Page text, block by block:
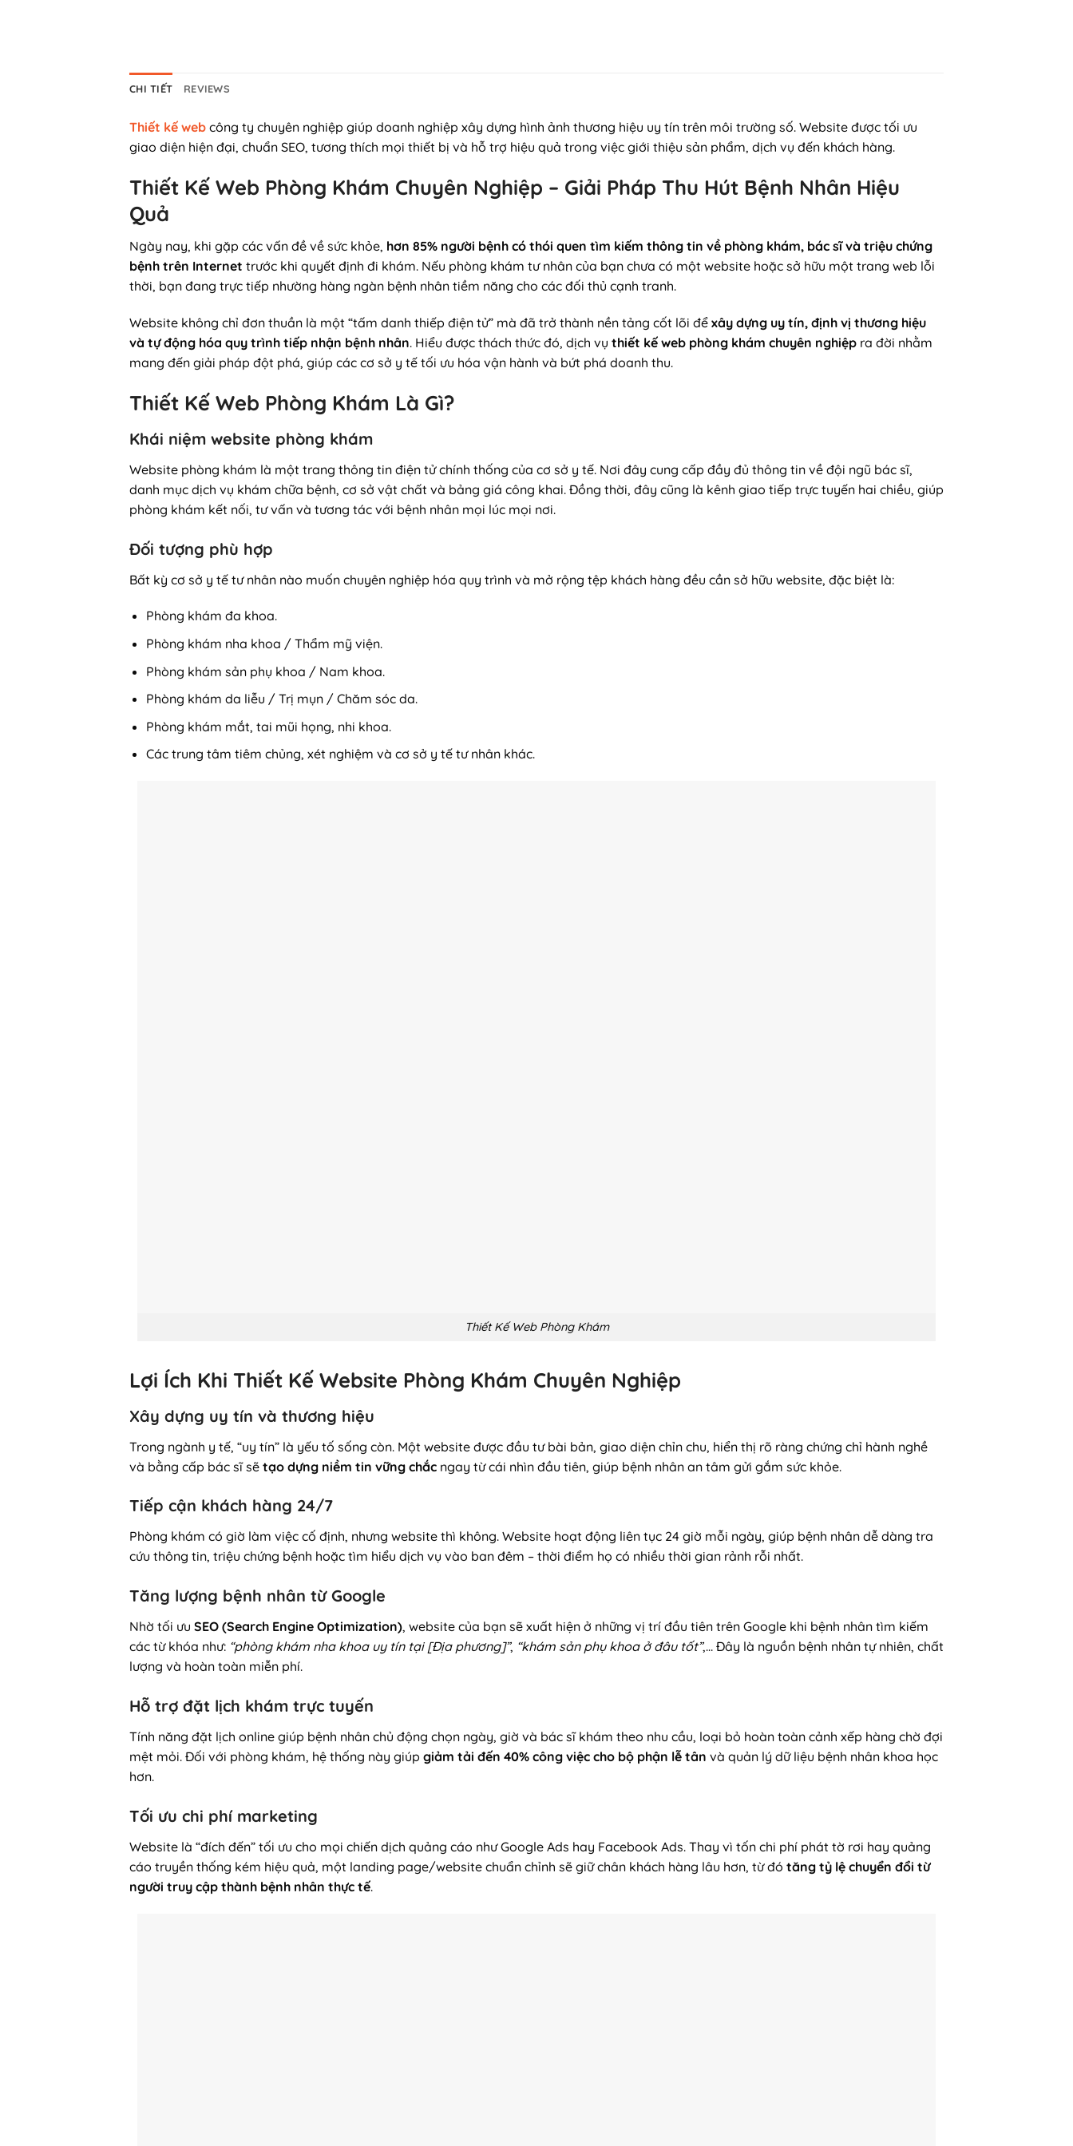
CHI TIẾT REVIEWS
Thiết kế web công ty chuyên nghiệp giúp doanh nghiệp xây dựng hình ảnh thương hiệu uy tín trên môi trường số. Website được tối ưu
giao diện hiện đại, chuẩn SEO, tương thích mọi thiết bị và hỗ trợ hiệu quả trong việc giới thiệu sản phẩm, dịch vụ đến khách hàng.
Thiết Kế Web Phòng Khám Chuyên Nghiệp – Giải Pháp Thu Hút Bệnh Nhân Hiệu
Quả
Ngày nay, khi gặp các vấn đề về sức khỏe, hơn 85% người bệnh có thói quen tìm kiếm thông tin về phòng khám, bác sĩ và triệu chứng
bệnh trên Internet trước khi quyết định đi khám. Nếu phòng khám tư nhân của bạn chưa có một website hoặc sở hữu một trang web lỗi
thời, bạn đang trực tiếp nhường hàng ngàn bệnh nhân tiềm năng cho các đối thủ cạnh tranh.
Website không chỉ đơn thuần là một “tấm danh thiếp điện tử” mà đã trở thành nền tảng cốt lõi để xây dựng uy tín, định vị thương hiệu
và tự động hóa quy trình tiếp nhận bệnh nhân. Hiểu được thách thức đó, dịch vụ thiết kế web phòng khám chuyên nghiệp ra đời nhằm
mang đến giải pháp đột phá, giúp các cơ sở y tế tối ưu hóa vận hành và bứt phá doanh thu.
Thiết Kế Web Phòng Khám Là Gì?
Khái niệm website phòng khám
Website phòng khám là một trang thông tin điện tử chính thống của cơ sở y tế. Nơi đây cung cấp đầy đủ thông tin về đội ngũ bác sĩ,
danh mục dịch vụ khám chữa bệnh, cơ sở vật chất và bảng giá công khai. Đồng thời, đây cũng là kênh giao tiếp trực tuyến hai chiều, giúp
phòng khám kết nối, tư vấn và tương tác với bệnh nhân mọi lúc mọi nơi.
Đối tượng phù hợp
Bất kỳ cơ sở y tế tư nhân nào muốn chuyên nghiệp hóa quy trình và mở rộng tệp khách hàng đều cần sở hữu website, đặc biệt là:
Phòng khám đa khoa.
Phòng khám nha khoa / Thẩm mỹ viện.
Phòng khám sản phụ khoa / Nam khoa.
Phòng khám da liễu / Trị mụn / Chăm sóc da.
Phòng khám mắt, tai mũi họng, nhi khoa.
Các trung tâm tiêm chủng, xét nghiệm và cơ sở y tế tư nhân khác.
Thiết Kế Web Phòng Khám
Lợi Ích Khi Thiết Kế Website Phòng Khám Chuyên Nghiệp
Xây dựng uy tín và thương hiệu
Trong ngành y tế, “uy tín” là yếu tố sống còn. Một website được đầu tư bài bản, giao diện chỉn chu, hiển thị rõ ràng chứng chỉ hành nghề
và bằng cấp bác sĩ sẽ tạo dựng niềm tin vững chắc ngay từ cái nhìn đầu tiên, giúp bệnh nhân an tâm gửi gắm sức khỏe.
Tiếp cận khách hàng 24/7
Phòng khám có giờ làm việc cố định, nhưng website thì không. Website hoạt động liên tục 24 giờ mỗi ngày, giúp bệnh nhân dễ dàng tra
cứu thông tin, triệu chứng bệnh hoặc tìm hiểu dịch vụ vào ban đêm – thời điểm họ có nhiều thời gian rảnh rỗi nhất.
Tăng lượng bệnh nhân từ Google
Nhờ tối ưu SEO (Search Engine Optimization), website của bạn sẽ xuất hiện ở những vị trí đầu tiên trên Google khi bệnh nhân tìm kiếm
các từ khóa như: “phòng khám nha khoa uy tín tại [Địa phương]”, “khám sản phụ khoa ở đâu tốt”,… Đây là nguồn bệnh nhân tự nhiên, chất
lượng và hoàn toàn miễn phí.
Hỗ trợ đặt lịch khám trực tuyến
Tính năng đặt lịch online giúp bệnh nhân chủ động chọn ngày, giờ và bác sĩ khám theo nhu cầu, loại bỏ hoàn toàn cảnh xếp hàng chờ đợi
mệt mỏi. Đối với phòng khám, hệ thống này giúp giảm tải đến 40% công việc cho bộ phận lễ tân và quản lý dữ liệu bệnh nhân khoa học
hơn.
Tối ưu chi phí marketing
Website là “đích đến” tối ưu cho mọi chiến dịch quảng cáo như Google Ads hay Facebook Ads. Thay vì tốn chi phí phát tờ rơi hay quảng
cáo truyền thống kém hiệu quả, một landing page/website chuẩn chỉnh sẽ giữ chân khách hàng lâu hơn, từ đó tăng tỷ lệ chuyển đổi từ
người truy cập thành bệnh nhân thực tế.